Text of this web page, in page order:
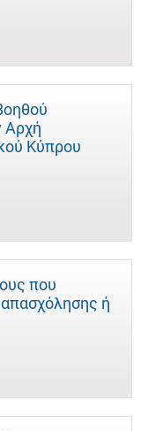
Αρχή
Κύπρου
που
ή